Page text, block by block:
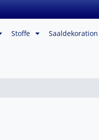
Stoffe Saaldekoration